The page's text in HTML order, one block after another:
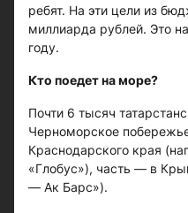
ребят. На эти цели из
миллиарда рублей. Это
году.
Кто поедет на море?
Почти 6 тысяч
Черноморское
Краснодарского края
«Глобус»), часть — в
— Ак Барс»).